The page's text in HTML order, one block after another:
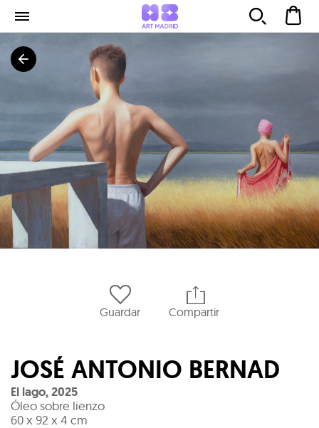
Guardar Compartir
JOSÉ ANTONIO BERNAD
El lago,2025
Óleo sobre lienzo
60 x 92 x 4 cm